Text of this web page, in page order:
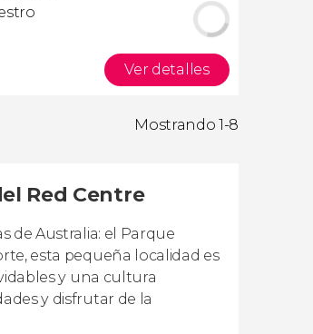
Ver detalles
Mostrando 1-8
Red Centre
de Australia: el Parque
esta pequeña localidad es
y una cultura
y disfrutar de la